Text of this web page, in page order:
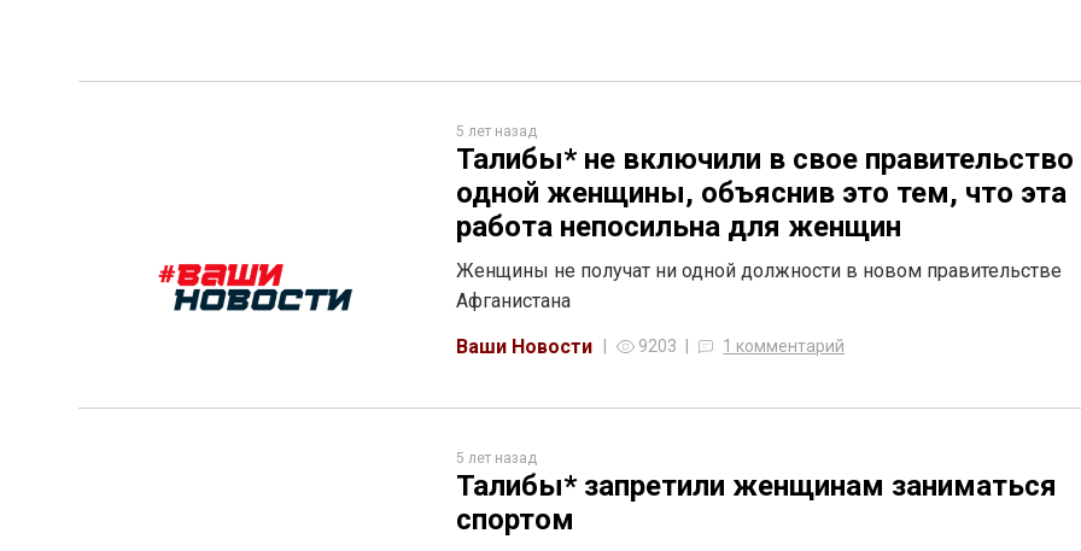
5 лет назад
Талибы* не включили в свое правительство
одной женщины, объяснив это тем, что эта
работа непосильна для женщин
Женщины не получат ни одной должности в новом правительстве
Афганистана
Ваши Новости
9203 1 комментарий
5 лет назад
Талибы* запретили женщинам заниматься
спортом